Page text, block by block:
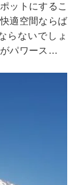
ットにするこ
適空間ならば
らないでしょ
パワースポッ